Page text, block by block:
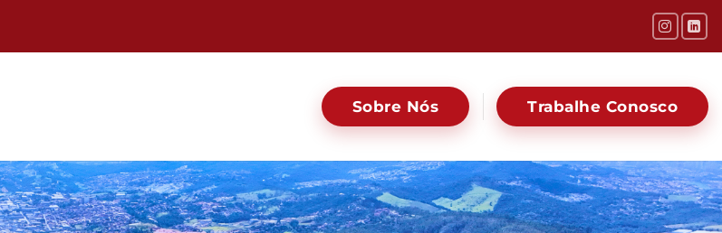
Sobre Nós Trabalhe Conosco